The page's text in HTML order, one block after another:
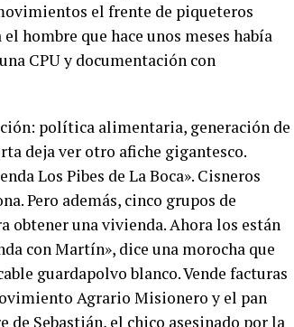
el frente de piqueteros
hombre que hace unos meses había
CPU y documentación con
política alimentaria, generación de
deja ver otro afiche gigantesco.
Los Pibes de La Boca». Cisneros
Pero además, cinco grupos de
una vivienda. Ahora los están
con Martín», dice una morocha que
guardapolvo blanco. Vende facturas
Agrario Misionero y el pan
Sebastián, el chico asesinado por la